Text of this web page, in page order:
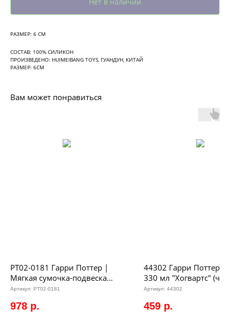
РАЗМЕР: 6 СМ
СОСТАВ: 100% СИЛИКОН
ПРОИЗВЕДЕНО: HUIMEIBANG TOYS, ГУАНДУН, КИТАЙ
РАЗМЕР: 6СМ
Вам может понравиться
PT02-0181 Гарри Поттер |
Мягкая сумочка-подвеска
«Книга монстров Гарри
Артикул: PT02-0181
978 р.
44302 Гарри Поттер |
330 мл "Хогвартс"
белая внутри)
Артикул: 44302
459 р.